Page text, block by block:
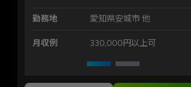
勤務地 愛知県安城市 他
月収例 330,000円以上可